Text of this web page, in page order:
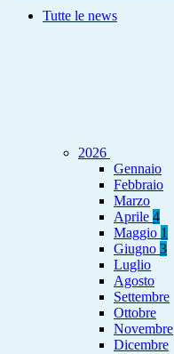
Tutte le news
2026
Gennaio
Febbraio
Marzo
Aprile 4
Maggio 1
Giugno 3
Luglio
Agosto
Settembre
Ottobre
Novembre
Dicembre